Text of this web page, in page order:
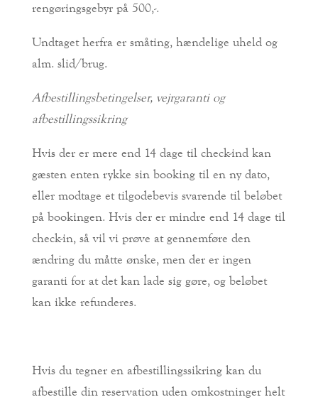
rengøringsgebyr på 500,-.
Undtaget herfra er småting, hændelige uheld og
alm. slid/brug.
Afbestillingsbetingelser, vejrgaranti og
afbestillingssikring
Hvis der er mere end 14 dage til check-ind kan
gæsten enten rykke sin booking til en ny dato,
eller modtage et tilgodebevis svarende til beløbet
på bookingen. Hvis der er mindre end 14 dage til
check-in, så vil vi prøve at gennemføre den
ændring du måtte ønske, men der er ingen
garanti for at det kan lade sig gøre, og beløbet
kan ikke refunderes.
Hvis du tegner en afbestillingssikring kan du
afbestille din reservation uden omkostninger helt